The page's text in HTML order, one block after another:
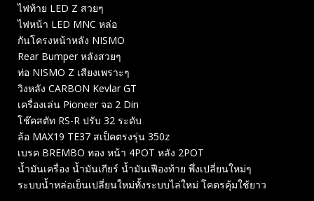
ไฟท้าย LED Z สวยๆ
ไฟหน้า LED MNC หล่อ
กันโครงหน้าหลัง NISMO
Rear Bumper หลังสวยๆ
ท่อ NISMO Z เสียงเพราะๆ
วิงหลัง CARBON Kevlar GT
เครื่องเล่น Pioneer จอ 2 Din
โช๊คสตัท RS-R ปรับ 32 ระดับ
ล้อ MAX19 TE37 สเป็คตรงรุ่น 350z
เบรค BREMBO ทอง หน้า 4POT หลัง 2POT
น้ำมันเครื่อง น้ำมันเกียร์ น้ำมันเฟืองท้าย พึ่งเปลี่ยนใหม่ๆ
ระบบน้ำหล่อเย็นเปลี่ยนใหม่ทั้งระบบไล่ใหม่ โคตรคุ้มใช้ยาว